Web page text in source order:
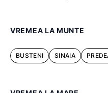
VREMEA LA MUNTE
BUSTENI SINAIA